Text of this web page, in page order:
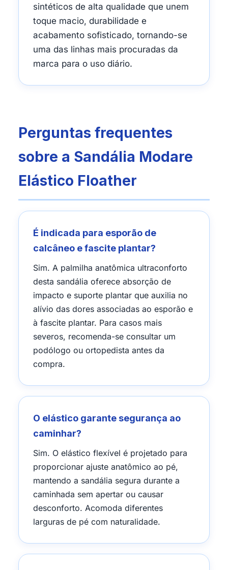
sintéticos de alta qualidade que unem
toque macio, durabilidade e
acabamento sofisticado, tornando-se
uma das linhas mais procuradas da
marca para o uso diário.
Perguntas frequentes
sobre a Sandália Modare
Elástico Floather
É indicada para esporão de
calcâneo e fascite plantar?
Sim. A palmilha anatômica ultraconforto
desta sandália oferece absorção de
impacto e suporte plantar que auxilia no
alívio das dores associadas ao esporão e
à fascite plantar. Para casos mais
severos, recomenda-se consultar um
podólogo ou ortopedista antes da
compra.
O elástico garante segurança ao
caminhar?
Sim. O elástico flexível é projetado para
proporcionar ajuste anatômico ao pé,
mantendo a sandália segura durante a
caminhada sem apertar ou causar
desconforto. Acomoda diferentes
larguras de pé com naturalidade.